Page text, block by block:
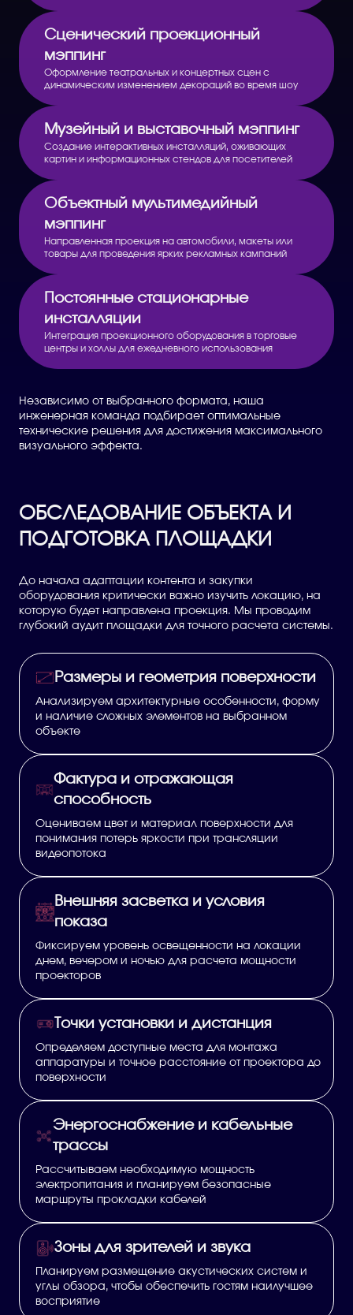
Сценический проекционный
мэппинг
Оформление театральных и концертных сцен с
динамическим изменением декораций во время шоу
Музейный и выставочный мэппинг
Создание интерактивных инсталляций, оживающих
картин и информационных стендов для посетителей
Объектный мультимедийный
мэппинг
Направленная проекция на автомобили, макеты или
товары для проведения ярких рекламных кампаний
Постоянные стационарные
инсталляции
Интеграция проекционного оборудования в торговые
центры и холлы для ежедневного использования
Независимо от выбранного формата, наша
инженерная команда подбирает оптимальные
технические решения для достижения максимального
визуального эффекта.
ОБСЛЕДОВАНИЕ ОБЪЕКТА И
ПОДГОТОВКА ПЛОЩАДКИ
До начала адаптации контента и закупки
оборудования критически важно изучить локацию, на
которую будет направлена проекция. Мы проводим
глубокий аудит площадки для точного расчета системы.
Размеры и геометрия поверхности
Анализируем архитектурные особенности, форму
и наличие сложных элементов на выбранном
объекте
Фактура и отражающая
способность
Оцениваем цвет и материал поверхности для
понимания потерь яркости при трансляции
видеопотока
Внешняя засветка и условия
показа
Фиксируем уровень освещенности на локации
днем, вечером и ночью для расчета мощности
проекторов
Точки установки и дистанция
Определяем доступные места для монтажа
аппаратуры и точное расстояние от проектора до
поверхности
Энергоснабжение и кабельные
трассы
Рассчитываем необходимую мощность
электропитания и планируем безопасные
маршруты прокладки кабелей
Зоны для зрителей и звука
Планируем размещение акустических систем и
углы обзора, чтобы обеспечить гостям наилучшее
восприятие